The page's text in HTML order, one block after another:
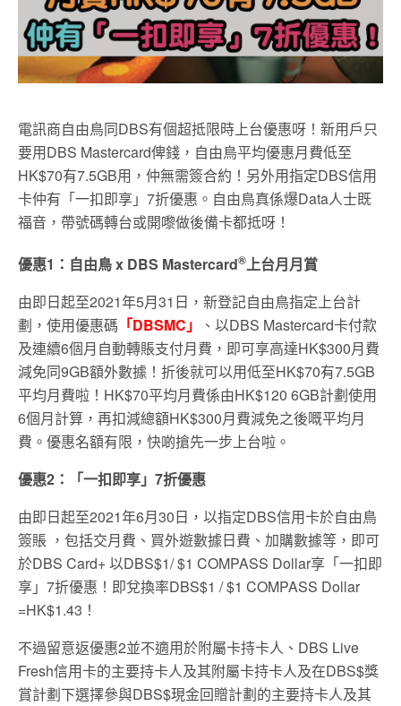
電訊商自由鳥同DBS有個超抵限時上台優惠呀！新用戶只
要用DBS Mastercard俾錢，自由鳥平均優惠月費低至
HK$70有7.5GB用，仲無需簽合約！另外用指定DBS信用
卡仲有「一扣即享」7折優惠。自由鳥真係爆Data人士既
福音，帶號碼轉台或開嚟做後備卡都抵呀！
優惠1：自由鳥 x DBS Mastercard®上台月月賞
由即日起至2021年5月31日，新登記自由鳥指定上台計
劃，使用優惠碼 「DBSMC」
、以DBS Mastercard卡付款
及連續6個月自動轉賬支付月費，即可享高達HK$300月費
減免同9GB額外數據！折後就可以用低至HK$70有7.5GB
平均月費啦！HK$70平均月費係由HK$120 6GB計劃使用
6個月計算，再扣減總額HK$300月費減免之後嘅平均月
費。優惠名額有限，快啲搶先一步上台啦。
優惠2 ：「一扣即享」 7折優惠
由即日起至2021年6月30日，以指定DBS信用卡於自由鳥
簽賬 ，包括交月費、買外遊數據日費、加購數據等，即可
於DBS Card+ 以DBS$1/ $1 COMPASS Dollar享「一扣即
享」7折優惠！即兌換率DBS$1 / $1 COMPASS Dollar
=HK$1.43！
不過留意返優惠2並不適用於附屬卡持卡人、DBS Live
Fresh信用卡的主要持卡人及其附屬卡持卡人及在DBS$獎
賞計劃下選擇參與DBS$現金回贈計劃的主要持卡人及其